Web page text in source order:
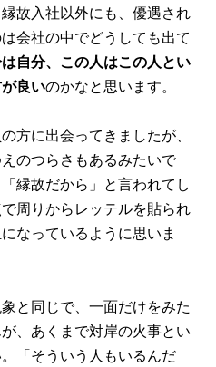
故入社以外にも、優遇され
会社の中でどうしても出て
自分、この人はこの人とい
良いのかなと思います。
方に出会ってきましたが、
のつらさもあるみたいで
縁故だから」と言われてし
周りからレッテルを貼られ
なっているように思いま
と同じで、一面だけをみた
、あくまで対岸の火事とい
「そういう人もいるんだ